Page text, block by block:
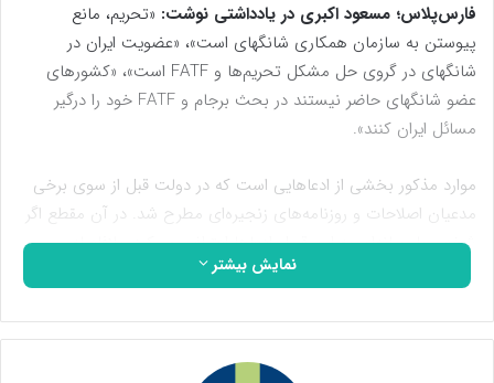
فارس‌پلاس؛ مسعود اکبری در یادداشتی نوشت: «تحریم، مانع
پیوستن به سازمان همکاری ‌شانگهای است»، «عضویت ایران در‌
شانگهای در گروی حل مشکل تحریم‌ها و FATF است»، «کشورهای
عضو‌ شانگهای حاضر نیستند در بحث برجام و FATF خود را درگیر
مسائل ایران کنند».
موارد مذکور بخشی از ادعاهایی است که در دولت قبل از سوی برخی
مدعیان اصلاحات و روزنامه‌های زنجیره‌ای مطرح شد. در آن مقطع اگر
شخص یا رسانه‌ای به این قبیل ادعاها اعتراض می‌کرد، بلافاصله
برچسب «کاسب تحریم» و «بی‌سواد» و «تندرو» و…
امروز بیست و سومین نشست سران سازمان اقتصادی ‌شانگهای به
نمایش بیشتر